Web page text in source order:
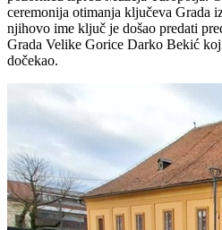
ceremonija otimanja ključeva Grada
njihovo ime ključ je došao predati
Grada Velike Gorice Darko Bekić
dočekao.